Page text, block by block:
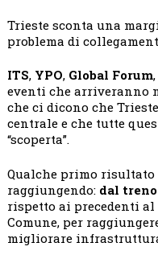
Trieste sconta una
problema di
ITS, YPO, Global Forum
eventi che arriveranno
che ci dicono che
centrale e che tutte
“scoperta”.
Qualche primo
raggiungendo: dal
rispetto ai precedenti al
Comune, per
migliorare